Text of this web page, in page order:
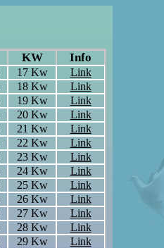
KW Info
17 Kw
Link
18 Kw
Link
19 Kw
Link
20 Kw
Link
21 Kw
Link
22 Kw
Link
23 Kw
Link
24 Kw
Link
25 Kw
Link
26 Kw
Link
27 Kw
Link
28 Kw
Link
29 Kw Link